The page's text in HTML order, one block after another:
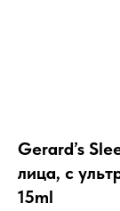
Gerard’s
лица, с
15ml